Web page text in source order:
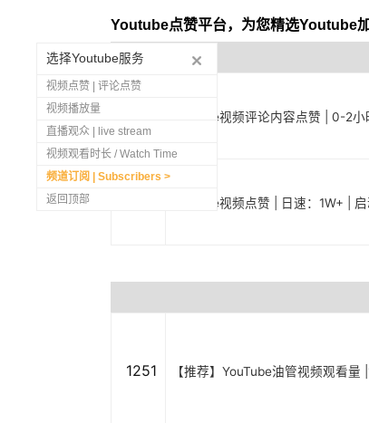
Youtube点赞平台，为您精选Youtube
Youtube视频评论内容点赞 | 0-2
Youtube视频点赞 | 日速：1W+ | 启
1251 【推荐】YouTube油管视频观看
选择Youtube服务
视频点赞 | 评论点赞
视频播放量
直播观众 | live stream
视频观看时长 / Watch Time
频道订阅 | Subscribers
返回顶部